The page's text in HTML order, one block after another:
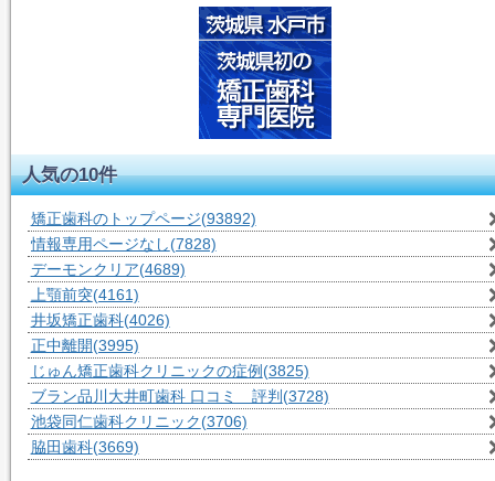
人気の10件
矯正歯科のトップページ(93892)
情報専用ページなし(7828)
デーモンクリア(4689)
上顎前突(4161)
井坂矯正歯科(4026)
正中離開(3995)
じゅん矯正歯科クリニックの症例 (3825)
ブラン品川大井町歯科 口コミ 評判 (3728)
池袋同仁歯科クリニック(3706)
脇田歯科(3669)